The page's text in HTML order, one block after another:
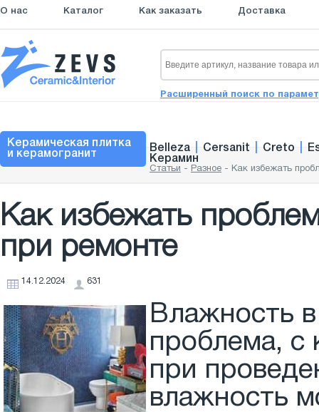
О нас Каталог Как заказать Доставка
Расширенный поиск по
Керамическая плитка
и керамогранит
Belleza Cersanit Creto
Керамин
Статьи - Разное - Как избежать
Как избежать
при ремонте
14.12.2024 631
Влажность
проблема, с
при
влажность